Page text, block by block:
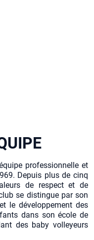
professionnelle et
Depuis plus de cinq
de respect et de
se distingue par son
le développement des
dans son école de
des baby volleyeurs